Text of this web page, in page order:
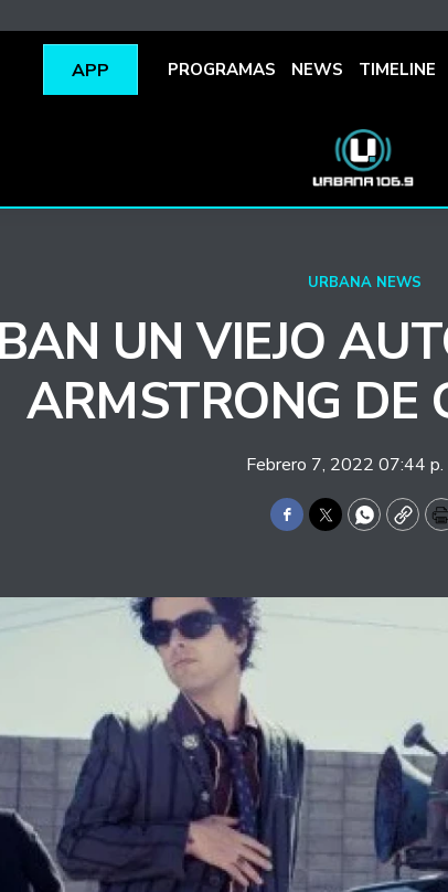
APP PROGRAMAS NEWS TIMELINE
URBANA NEWS
UN VIEJO
ARMSTRONG DE
Febrero 7, 2022 07:44 p.
Facebook
Twitter Copy